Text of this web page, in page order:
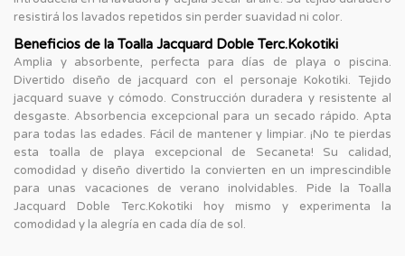
resistirá los lavados repetidos sin perder suavidad ni color.
Beneficios de la Toalla Jacquard Doble Terc.Kokotiki
Amplia y absorbente, perfecta para días de playa o piscina.
Divertido diseño de jacquard con el personaje Kokotiki. Tejido
jacquard suave y cómodo. Construcción duradera y resistente al
desgaste. Absorbencia excepcional para un secado rápido. Apta
para todas las edades. Fácil de mantener y limpiar. ¡No te pierdas
esta toalla de playa excepcional de Secaneta! Su calidad,
comodidad y diseño divertido la convierten en un imprescindible
para unas vacaciones de verano inolvidables. Pide la Toalla
Jacquard Doble Terc.Kokotiki hoy mismo y experimenta la
comodidad y la alegría en cada día de sol.